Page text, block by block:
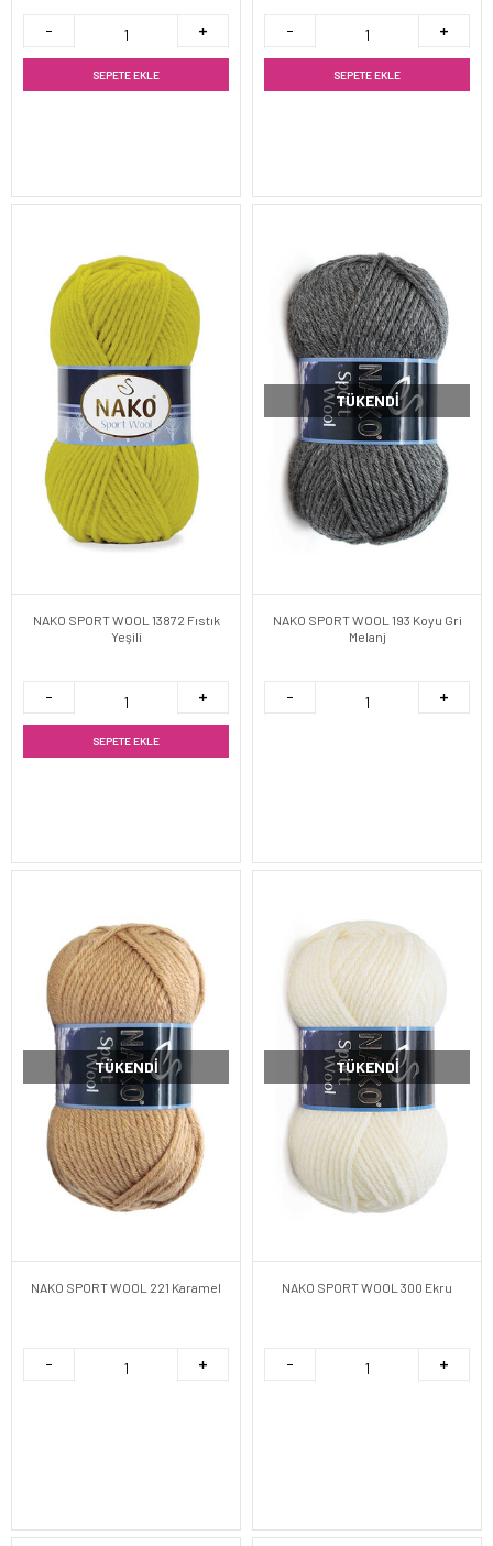
SEPETE EKLE SEPETE EKLE
NAKO SPORT WOOL 13872 Fıstık
Yeşili
SEPETE EKLE
TÜKENDI
NAKO SPORT WOOL 193 Koyu Gri
Melanj
TÜKENDI
NAKO SPORT WOOL 221 Karamel
TÜKENDI
NAKO SPORT WOOL 300 Ekru